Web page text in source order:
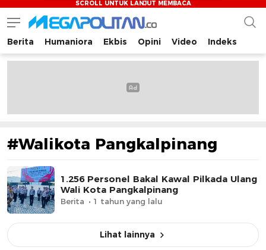
Megapolitan.co
Menyajikan berita-berita fakta bagi pembaca
Berita Humaniora Ekbis Opini Video Indeks
#Walikota Pangkalpinang
1.256 Personel Bakal Kawal Pilkada Ulang
Wali Kota Pangkalpinang
Berita 1 tahun yang lalu
Lihat lainnya